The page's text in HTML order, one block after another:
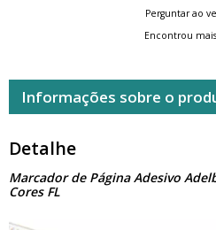
Perguntar ao
Encontrou
Informações sobre o
Detalhe
Marcador de Página Adesivo
Cores FL